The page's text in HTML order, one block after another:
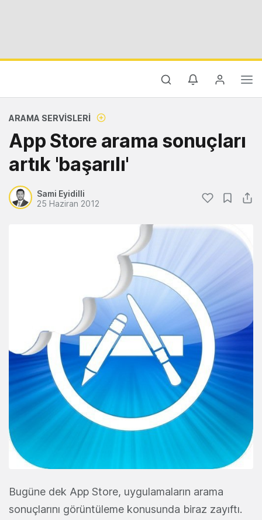
ARAMA SERVISLERI
App Store arama sonuçları
artık 'başarılı'
Sami Eyidilli
25 Haziran 2012
Bugüne dek App Store, uygulamaların arama
sonuçlarını görüntüleme konusunda biraz zayıftı.